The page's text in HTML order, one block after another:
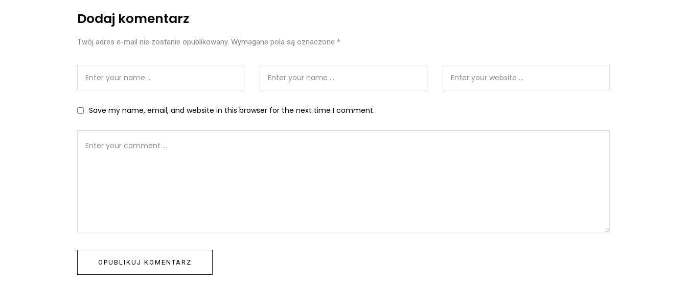
Dodaj komentarz
Twój adres e-mail nie zostanie opublikowany. Wymagane pola są oznaczone *
Save my name, email, and website in this browser for the next time I comment.